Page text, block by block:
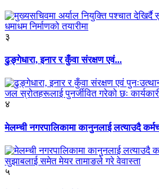
३
ढुङ्गेधारा, इनार र कुँवा संरक्षण एवं...
४
मेलम्ची नगरपालिकामा कानुनलाई लत्याउदै
५